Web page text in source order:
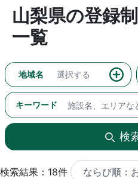
山梨県の登録
一覧
地域名 選択する
キーワード
検
検索結果：18件